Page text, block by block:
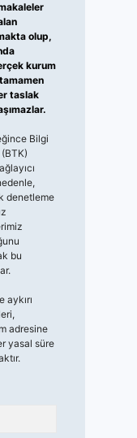
olup,
kurum
taslak
Bilgi
denetleme
bu
adresine
yasal süre